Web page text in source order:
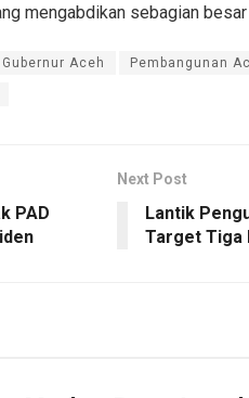
mengabdikan sebagian
Aceh Pembangunan
PAD
Next Post
Lantik
Target Tiga